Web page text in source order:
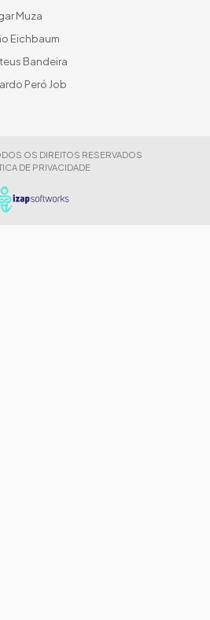
Muza
Eichbaum
Bandeira
Peró Job
OS DIREITOS RESERVADOS
DE PRIVACIDADE